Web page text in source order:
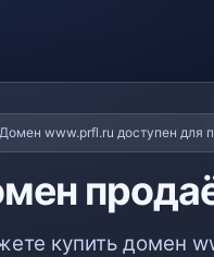
Домен www.prfl.ru доступен для
купить домен